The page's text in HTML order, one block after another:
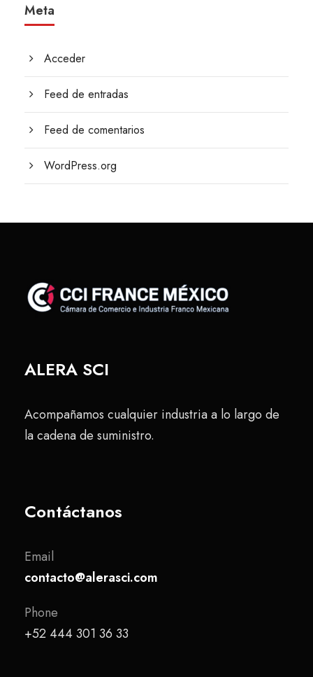
Meta
Acceder
Feed de entradas
Feed de comentarios
WordPress.org
ALERA SCI
Acompañamos cualquier industria a lo largo de
la cadena de suministro.
Contáctanos
Email
contacto@alerasci.com
Phone
+52 444 301 36 33